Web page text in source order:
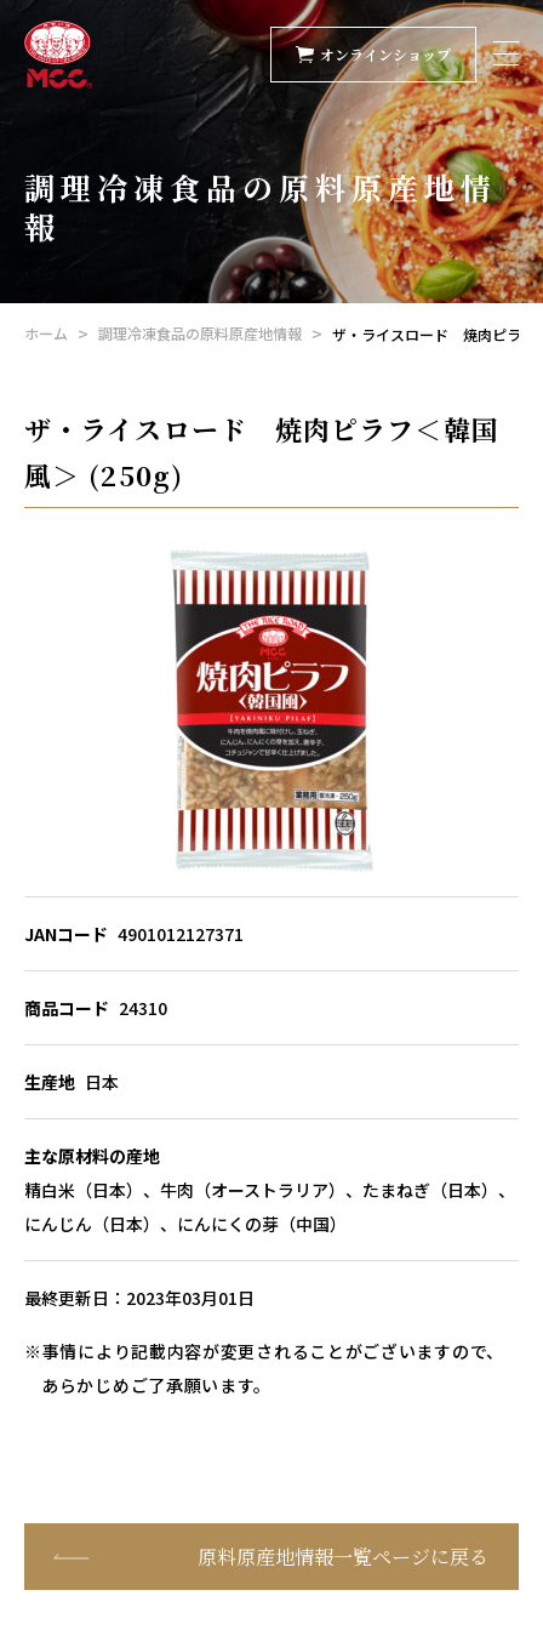
オンラインショップ
調理冷凍食品の原料原産地情
報
ホーム 調理冷凍食品の原料原産地情報 ザ・ライスロード 焼肉ピラフ
ザ・ライスロード 焼肉ピラフ＜韓国
風＞ (250g)
JANコード 4901012127371
商品コード 24310
生産地 日本
主な原材料の産地
精白米（日本）、牛肉（オーストラリア）、たまねぎ（日本）、
にんじん（日本）、にんにくの芽（中国）
最終更新日 2023年03月01日
事情により記載内容が変更されることがございますので、
あらかじめご了承願います。
原料原産地情報一覧ページに戻る